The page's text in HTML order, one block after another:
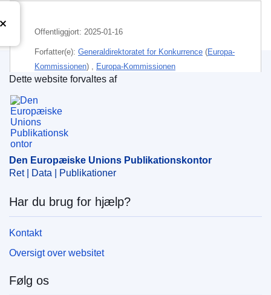
Offentliggjort: 2025-01-16
Forfatter(e): Generaldirektoratet for Konkurrence (Europa-
Kommissionen) , Europa-Kommissionen
Nederlandene
CELEX : 52025AS114713
OJ : C_202500351
Den Europæiske Unions Publikationskontor
Dette website forvaltes af
Den Europæiske Unions Publikationskontor
Ret | Data | Publikationer
Har du brug for hjælp?
Kontakt
Oversigt over websitet
Følg os